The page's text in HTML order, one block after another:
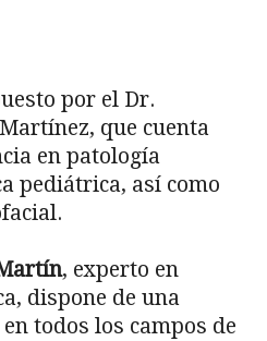
por el Dr.
que cuenta
en patología
pediátrica, así como
, experto en
dispone de una
todos los campos de